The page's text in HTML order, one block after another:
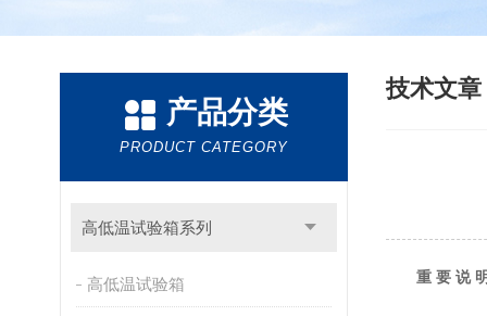
产品分类
PRODUCT CATEGORY
高低温试验箱系列
高低温试验箱
技术文章
重 要 说